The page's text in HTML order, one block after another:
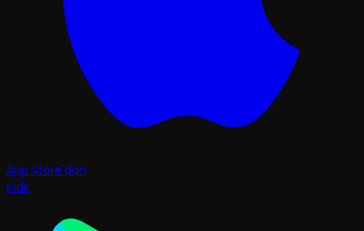
App Store'dan
İndir